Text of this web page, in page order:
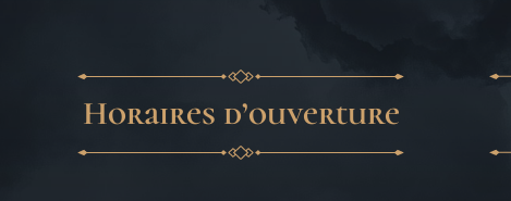
Horaires d’ouverture